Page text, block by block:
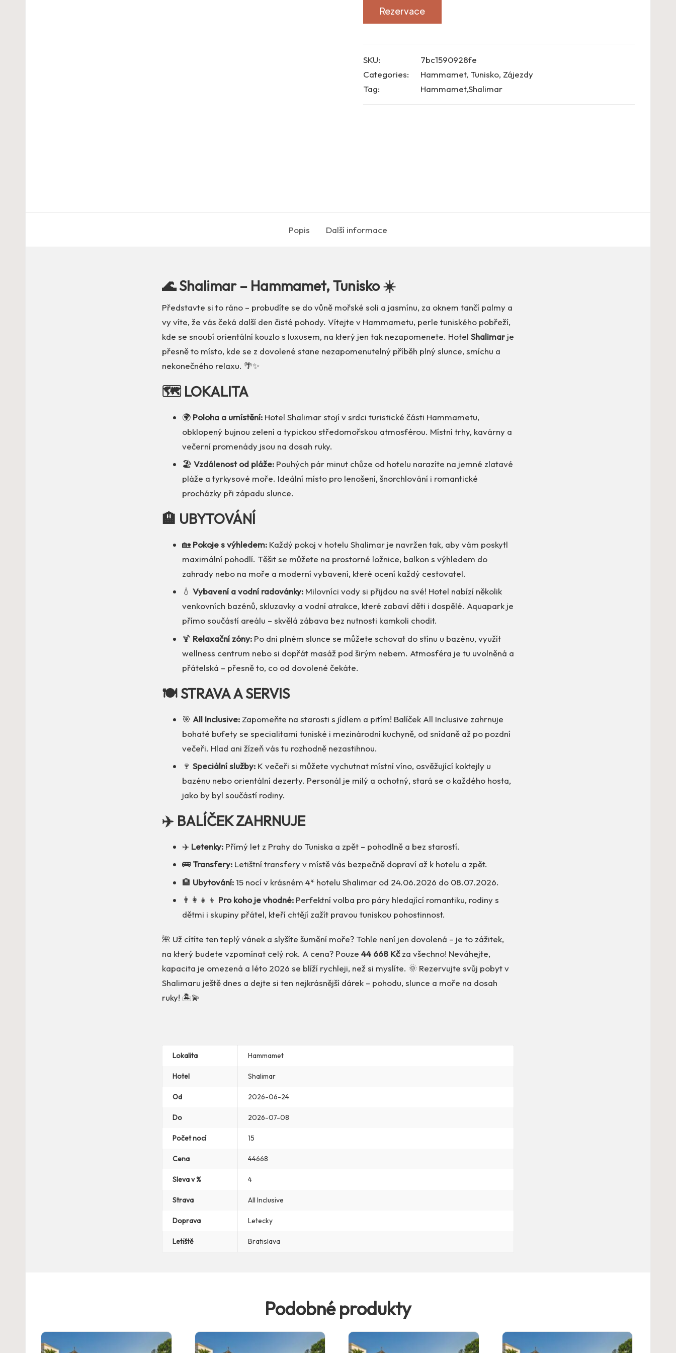
Rezervace
SKU:
7bc1590928fe
Categories:
Hammamet, Tunisko, Zájezdy
Tag:
Hammamet,Shalimar
Popis Další informace
🌊 Shalimar – Hammamet, Tunisko ☀️
Představte si to ráno – probudíte se do vůně mořské soli a jasmínu, za oknem tančí palmy a
vy víte, že vás čeká další den čisté pohody. Vítejte v Hammametu, perle tuniského pobřeží,
kde se snoubí orientální kouzlo s luxusem, na který jen tak nezapomenete. Hotel Shalimarje
přesně to místo, kde se z dovolené stane nezapomenutelný příběh plný slunce, smíchu a
nekonečného relaxu. 🌴✨
🗺️ LOKALITA
🌍 Poloha a umístění: Hotel Shalimar stojí v srdci turistické části Hammametu,
obklopený bujnou zelení a typickou středomořskou atmosférou. Místní trhy, kavárny a
večerní promenády jsou na dosah ruky.
🏖️ Vzdálenost od pláže: Pouhých pár minut chůze od hotelu narazíte na jemné zlatavé
pláže a tyrkysové moře. Ideální místo pro lenošení, šnorchlování i romantické
procházky při západu slunce.
🏨 UBYTOVÁNÍ
🏡 Pokoje s výhledem: Každý pokoj v hotelu Shalimar je navržen tak, aby vám poskytl
maximální pohodlí. Těšit se můžete na prostorné ložnice, balkon s výhledem do
zahrady nebo na moře a moderní vybavení, které ocení každý cestovatel.
💧 Vybavení a vodní radovánky: Milovníci vody si přijdou na své! Hotel nabízí několik
venkovních bazénů, skluzavky a vodní atrakce, které zabaví děti i dospělé. Aquapark je
přímo součástí areálu – skvělá zábava bez nutnosti kamkoli chodit.
🍹 Relaxační zóny: Po dni plném slunce se můžete schovat do stínu u bazénu, využít
wellness centrum nebo si dopřát masáž pod širým nebem. Atmosféra je tu uvolněná a
přátelská – přesně to, co od dovolené čekáte.
🍽️ STRAVA A SERVIS
🎯 All Inclusive: Zapomeňte na starosti s jídlem a pitím! Balíček All Inclusive zahrnuje
bohaté bufety se specialitami tuniské i mezinárodní kuchyně, od snídaně až po pozdní
večeři. Hlad ani žízeň vás tu rozhodně nezastihnou.
🍷 Speciální služby: K večeři si můžete vychutnat místní víno, osvěžující koktejly u
bazénu nebo orientální dezerty. Personál je milý a ochotný, stará se o každého hosta,
jako by byl součástí rodiny.
✈️ BALÍČEK ZAHRNUJE
✈️ Letenky: Přímý let z Prahy do Tuniska a zpět – pohodlně a bez starostí.
🚌 Transfery: Letištní transfery v místě vás bezpečně dopraví až k hotelu a zpět.
🏨 Ubytování:15 nocí v krásném 4* hotelu Shalimar od 24.06.2026 do 08.07.2026.
👨‍👩‍👧‍👦 Pro koho je vhodné: Perfektní volba pro páry hledající romantiku, rodiny s
dětmi i skupiny přátel, kteří chtějí zažít pravou tuniskou pohostinnost.
🌺 Už cítíte ten teplý vánek a slyšíte šumění moře? Tohle není jen dovolená – je to zážitek,
na který budete vzpomínat celý rok. A cena? Pouze 44 668 Kčza všechno! Neváhejte,
kapacita je omezená a léto 2026 se blíží rychleji, než si myslíte. 🌞 Rezervujte svůj pobyt v
Shalimaru ještě dnes a dejte si ten nejkrásnější dárek – pohodu, slunce a moře na dosah
ruky! 🏝️💫
Lokalita Hammamet
Hotel Shalimar
Od 2026-06-24
Do 2026-07-08
Počet nocí 15
Cena 44668
Sleva v % 4
Strava All Inclusive
Doprava Letecky
Letiště Bratislava
Podobné produkty